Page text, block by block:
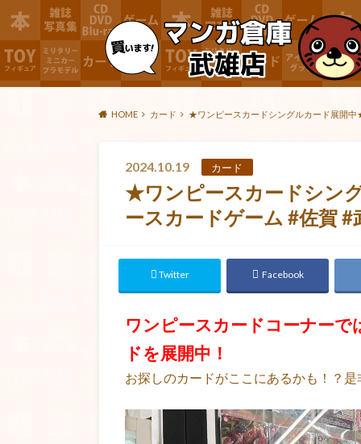
HOME カード ★ワンピースカードシングルカード展開中
2024.10.19 カード
★ワンピースカードシン
ースカードゲーム #佐賀
Twitter Facebook
ワンピースカードコーナーで
ドを展開中！
お探しのカードがここにあるかも！？